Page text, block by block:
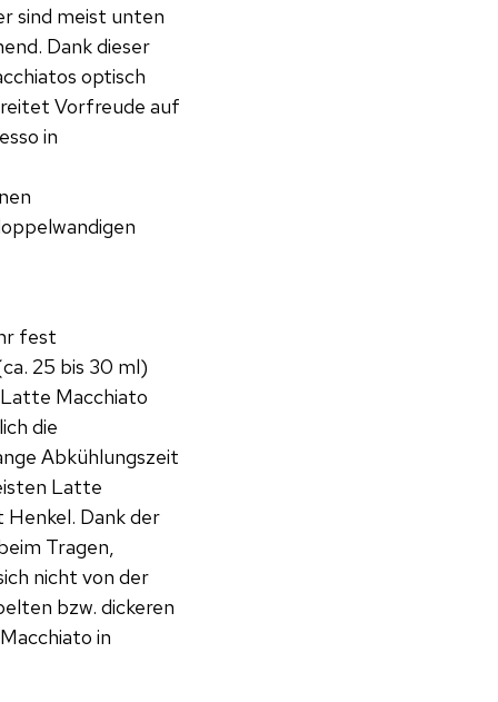
sind meist unten
Dank dieser
optisch
Vorfreude auf
in
fest
25 bis 30 ml)
Macchiato
die
Abkühlungszeit
Latte
Dank der
Tragen,
nicht von der
bzw. dickeren
in